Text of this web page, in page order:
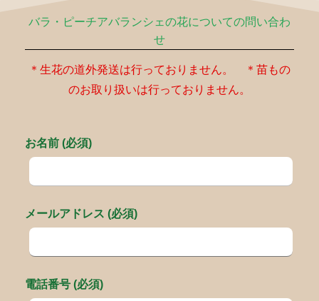
バラ・ピーチアバランシェの花についての問い合わ
せ
＊生花の道外発送は行っておりません。 ＊苗もの
のお取り扱いは行っておりません。
お名前 (必須)
メールアドレス (必須)
電話番号 (必須)